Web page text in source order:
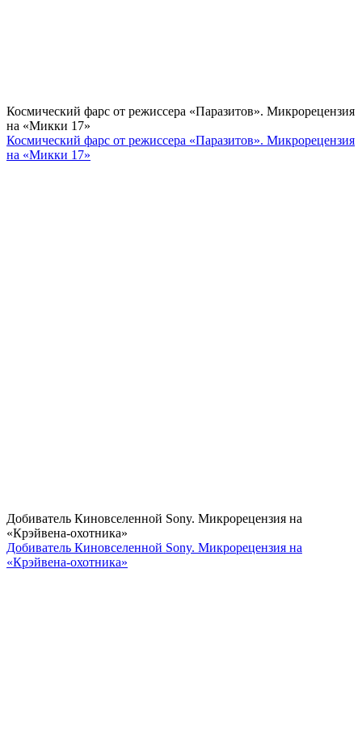
Космический фарс от режиссера «Паразитов». Микрорецензия
на «Микки 17»
Космический фарс от режиссера «Паразитов». Микрорецензия
на «Микки 17»
Добиватель Киновселенной Sony. Микрорецензия на
«Крэйвена-охотника»
Добиватель Киновселенной Sony. Микрорецензия на
«Крэйвена-охотника»